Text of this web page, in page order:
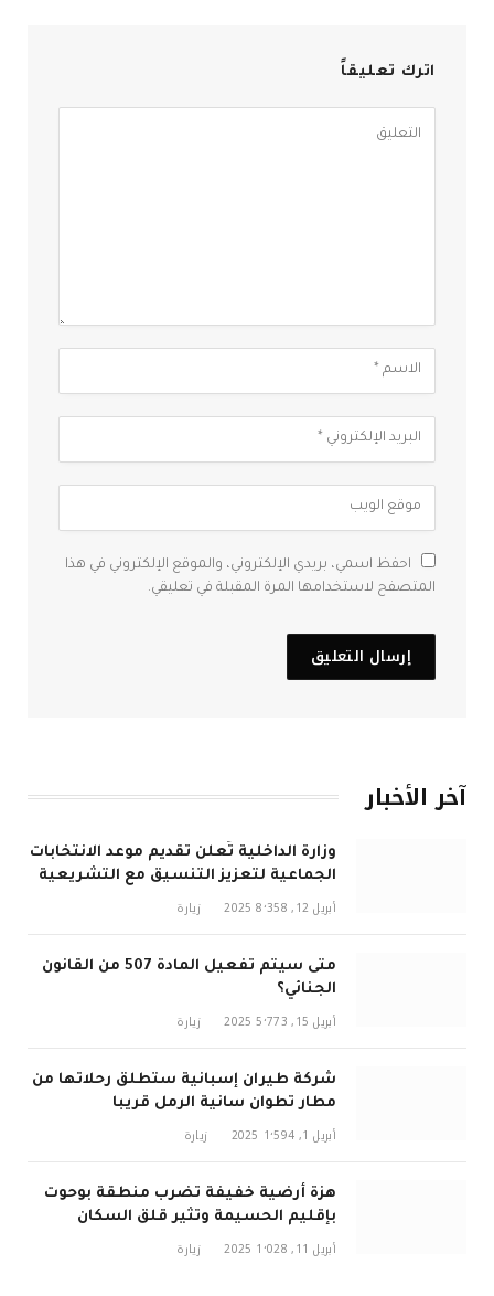
اترك تعليقاً
احفظ اسمي، بريدي الإلكتروني، والموقع الإلكتروني في هذا
المتصفح لاستخدامها المرة المقبلة في تعليقي.
آخر الأخبار
وزارة الداخلية تُعلن تقديم موعد الانتخابات
الجماعية لتعزيز التنسيق مع التشريعية
في 2026
أبريل 12, 2025 8٬358 زيارة
متى سيتم تفعيل المادة 507 من القانون
الجنائي؟
أبريل 15, 2025 5٬773 زيارة
شركة طيران إسبانية ستطلق رحلاتها من
مطار تطوان سانية الرمل قريبا
أبريل 1, 2025 1٬594 زيارة
هزة أرضية خفيفة تضرب منطقة بوحوت
بإقليم الحسيمة وتثير قلق السكان
أبريل 11, 2025 1٬028 زيارة